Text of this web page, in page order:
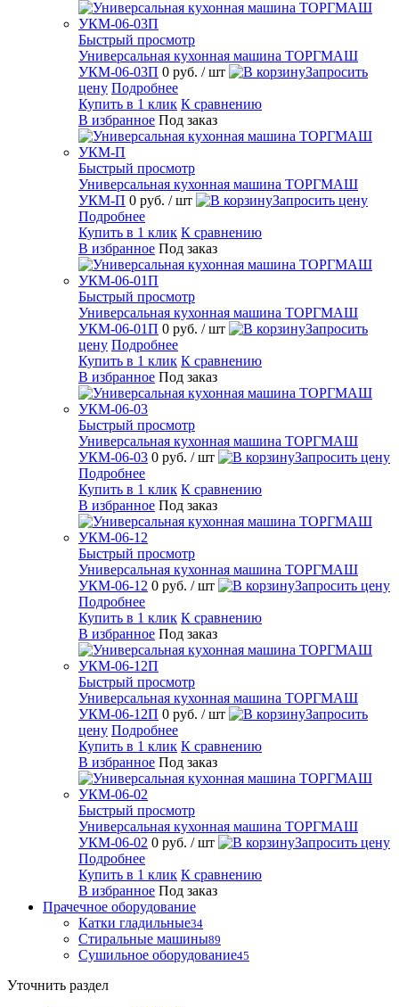
Быстрый просмотр
Универсальная кухонная машина ТОРГМАШ
УКМ-06-03П 0 руб. / шт
Запросить
цену Подробнее
Купить в 1 клик К сравнению
В избранное Под заказ
Быстрый просмотр
Универсальная кухонная машина ТОРГМАШ
УКМ-П 0 руб. / шт
Запросить цену
Подробнее
Купить в 1 клик К сравнению
В избранное Под заказ
Быстрый просмотр
Универсальная кухонная машина ТОРГМАШ
УКМ-06-01П 0 руб. / шт
Запросить
цену Подробнее
Купить в 1 клик К сравнению
В избранное Под заказ
Быстрый просмотр
Универсальная кухонная машина ТОРГМАШ
УКМ-06-03 0 руб. / шт
Запросить цену
Подробнее
Купить в 1 клик К сравнению
В избранное Под заказ
Быстрый просмотр
Универсальная кухонная машина ТОРГМАШ
УКМ-06-12 0 руб. / шт
Запросить цену
Подробнее
Купить в 1 клик К сравнению
В избранное Под заказ
Быстрый просмотр
Универсальная кухонная машина ТОРГМАШ
УКМ-06-12П 0 руб. / шт
Запросить
цену Подробнее
Купить в 1 клик К сравнению
В избранное Под заказ
Быстрый просмотр
Универсальная кухонная машина ТОРГМАШ
УКМ-06-02 0 руб. / шт
Запросить цену
Подробнее
Купить в 1 клик К сравнению
В избранное Под заказ
Прачечное оборудование
Катки гладильные34
Стиральные машины89
Сушильное оборудование45
Уточнить раздел